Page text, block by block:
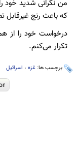
من نگرانی شدید خود
که باعث رنج غیرقابل
درخواست خود را از
تکرار می‌کنم.
برچسب ها: غزه ، اسرائیل